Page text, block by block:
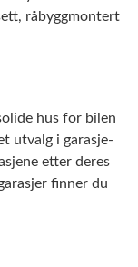
råbyggmontert
hus for bilen
utvalg i garasje-
etter deres
finner du